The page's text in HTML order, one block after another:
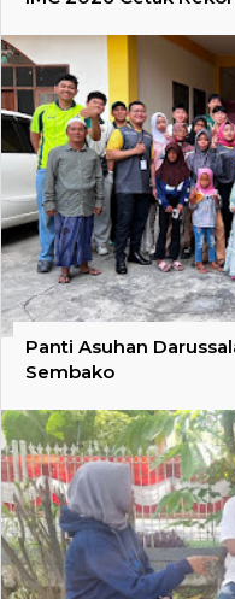
Panti Asuhan
Sembako